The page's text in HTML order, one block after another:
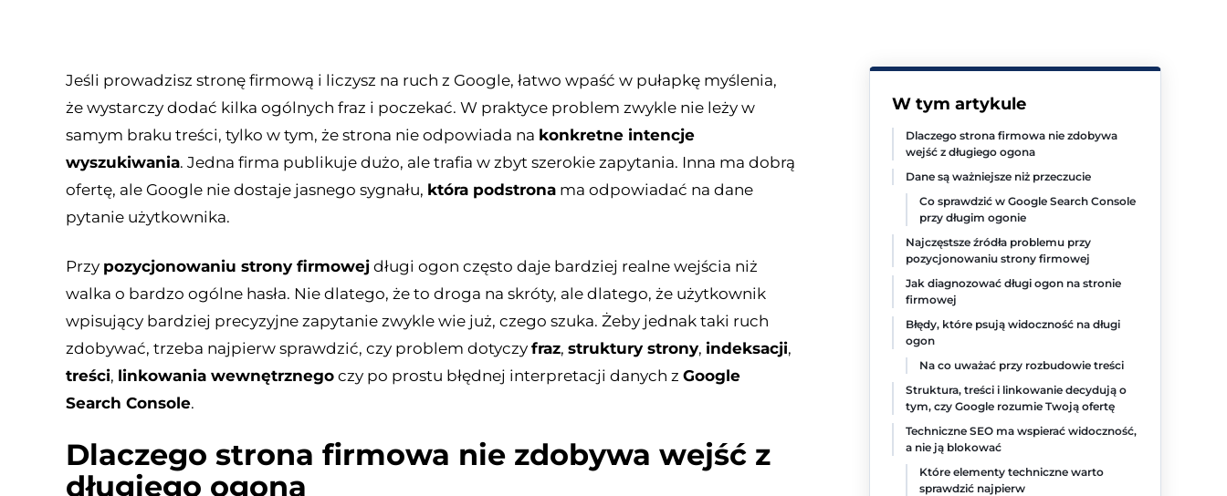
Jeśli prowadzisz stronę firmową i liczysz na ruch z Google, łatwo wpaść w pułapkę myślenia,
że wystarczy dodać kilka ogólnych fraz i poczekać. W praktyce problem zwykle nie leży w
samym braku treści, tylko w tym, że strona nie odpowiada na konkretne intencje
wyszukiwania. Jedna firma publikuje dużo, ale trafia w zbyt szerokie zapytania. Inna ma dobrą
ofertę, ale Google nie dostaje jasnego sygnału, która podstrona ma odpowiadać na dane
pytanie użytkownika.
Przy pozycjonowaniu strony firmowej długi ogon często daje bardziej realne wejścia niż
walka o bardzo ogólne hasła. Nie dlatego, że to droga na skróty, ale dlatego, że użytkownik
wpisujący bardziej precyzyjne zapytanie zwykle wie już, czego szuka. Żeby jednak taki ruch
zdobywać, trzeba najpierw sprawdzić, czy problem dotyczy fraz, struktury strony, indeksacji,
treści, linkowania wewnętrznego czy po prostu błędnej interpretacji danych z Google
Search Console.
Dlaczego strona firmowa nie zdobywa wejść z
długiego ogona
W tym artykule
Dlaczego strona firmowa nie zdobywa
wejść z długiego ogona
Dane są ważniejsze niż przeczucie
Co sprawdzić w Google Search Console
przy długim ogonie
Najczęstsze źródła problemu przy
pozycjonowaniu strony firmowej
Jak diagnozować długi ogon na stronie
firmowej
Błędy, które psują widoczność na długi
ogon
Na co uważać przy rozbudowie treści
Struktura, treści i linkowanie decydują o
tym, czy Google rozumie Twoją ofertę
Techniczne SEO ma wspierać widoczność,
a nie ją blokować
Które elementy techniczne warto
sprawdzić najpierw